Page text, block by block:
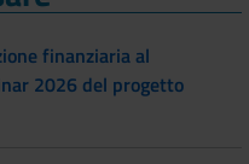
finanziaria al
2026 del progetto